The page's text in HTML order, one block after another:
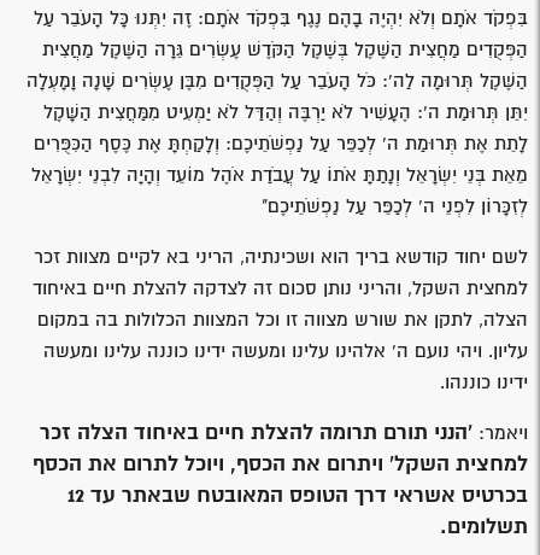
בִּפְקֹד אֹתָם וְלֹא יִהְיֶה בָהֶם נֶגֶף בִּפְקֹד אֹתָם: זֶה יִתְּנוּ כָּל הָעֹבֵר עַל
הַפְּקֻדִים מַחֲצִית הַשֶּׁקֶל בְּשֶׁקֶל הַקֹּדֶשׁ עֶשְׂרִים גֵּרָה הַשֶּׁקֶל מַחֲצִית
הַשֶּׁקֶל תְּרוּמָה לַה': כֹּל הָעֹבֵר עַל הַפְּקֻדִים מִבֶּן עֶשְׂרִים שָׁנָה וָמָעְלָה
יִתֵּן תְּרוּמַת ה': הֶעָשִׁיר לֹא יַרְבֶּה וְהַדַּל לֹא יַמְעִיט מִמַּחֲצִית הַשָּׁקֶל
לָתֵת אֶת תְּרוּמַת ה' לְכַפֵּר עַל נַפְשֹׁתֵיכֶם: וְלָקַחְתָּ אֶת כֶּסֶף הַכִּפֻּרִים
מֵאֵת בְּנֵי יִשְׂרָאֵל וְנָתַתָּ אֹתוֹ עַל עֲבֹדַת אֹהֶל מוֹעֵד וְהָיָה לִבְנֵי יִשְׂרָאֵל
לְזִכָּרוֹן לִפְנֵי ה' לְכַפֵּר עַל נַפְשֹׁתֵיכֶם"
לשם יחוד קודשא בריך הוא ושכינתיה, הריני בא לקיים מצוות זכר
למחצית השקל, והריני נותן סכום זה לצדקה להצלת חיים באיחוד
הצלה, לתקן את שורש מצווה זו וכל המצוות הכלולות בה במקום
עליון. ויהי נועם ה’ אלהינו עלינו ומעשה ידינו כוננה עלינו ומעשה
ידינו כוננהו.
ויאמר: 'הנני תורם תרומה להצלת חיים באיחוד הצלה זכר
למחצית השקל' ויתרום את הכסף, ויוכל לתרום את הכסף
בכרטיס אשראי דרך הטופס המאובטח שבאתר עד 12
תשלומים.